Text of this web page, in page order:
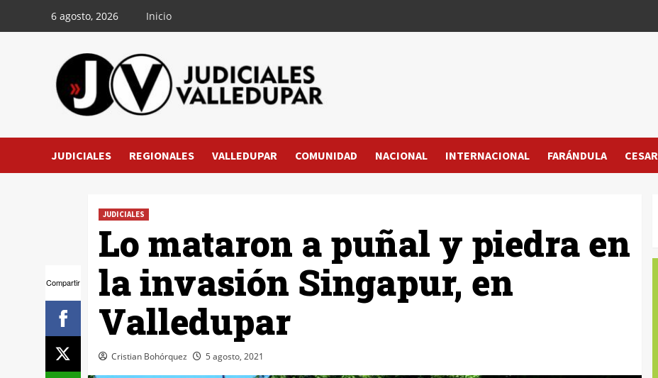
6 agosto, 2026 Inicio
JUDICIALES REGIONALES VALLEDUPAR COMUNIDAD NACIONAL INTERNACIONAL FARÁNDULA CESAR
Compartir
JUDICIALES
Lo mataron a puñal y piedra en
la invasión Singapur, en
Valledupar
Cristian Bohórquez 5 agosto, 2021